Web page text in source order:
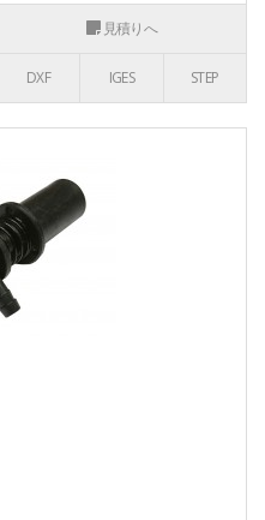
見積りへ
DXF IGES STEP